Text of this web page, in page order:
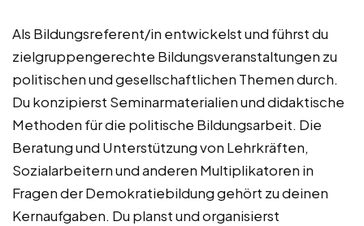
Als Bildungsreferent/in entwickelst und führst du
zielgruppengerechte Bildungsveranstaltungen zu
politischen und gesellschaftlichen Themen durch.
Du konzipierst Seminarmaterialien und didaktische
Methoden für die politische Bildungsarbeit. Die
Beratung und Unterstützung von Lehrkräften,
Sozialarbeitern und anderen Multiplikatoren in
Fragen der Demokratiebildung gehört zu deinen
Kernaufgaben. Du planst und organisierst